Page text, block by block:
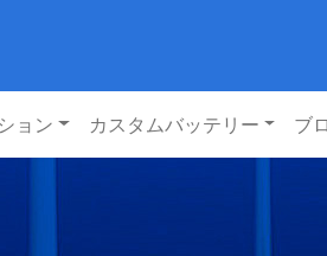
ョン カスタムバッテリー ブ